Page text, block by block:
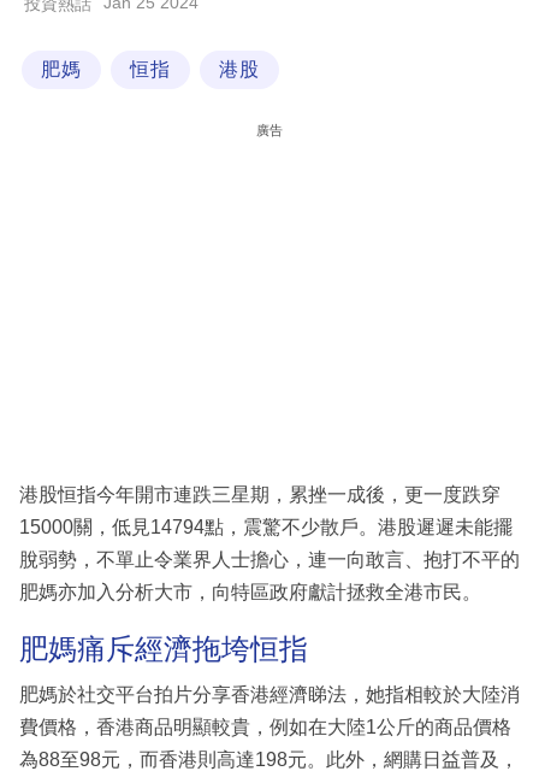
場
肥媽 恒指 港股
廣告
港股恒指今年開市連跌三星期，累挫一成後，更一度跌穿
15000關，低見14794點，震驚不少散戶。港股遲遲未能擺
脫弱勢，不單止令業界人士擔心，連一向敢言、抱打不平的
肥媽亦加入分析大市，向特區政府獻計拯救全港市民。
肥媽痛斥經濟拖垮恒指
肥媽於社交平台拍片分享香港經濟睇法，她指相較於大陸消
費價格，香港商品明顯較貴，例如在大陸1公斤的商品價格
為88至98元，而香港則高達198元。此外，網購日益普及，